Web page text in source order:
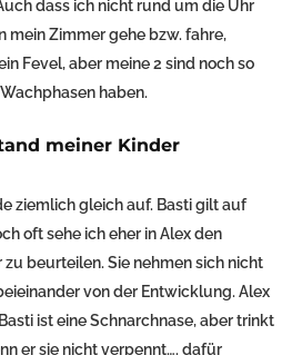
dass ich nicht rund um die Uhr
mein Zimmer gehe bzw. fahre,
Fevel, aber meine 2 sind noch so
haben.
meiner Kinder
ziemlich gleich auf. Basti gilt auf
oft sehe ich eher in Alex den
beurteilen. Sie nehmen sich nicht
von der Entwicklung. Alex
ist eine Schnarchnase, aber trinkt
er sie nicht verpennt…. dafür